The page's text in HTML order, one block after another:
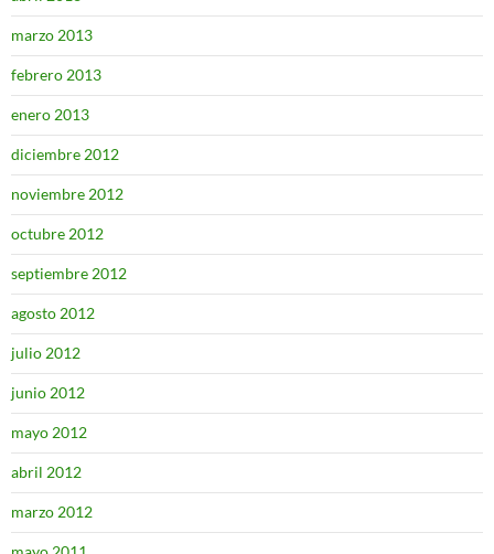
marzo 2013
febrero 2013
enero 2013
diciembre 2012
noviembre 2012
octubre 2012
septiembre 2012
agosto 2012
julio 2012
junio 2012
mayo 2012
abril 2012
marzo 2012